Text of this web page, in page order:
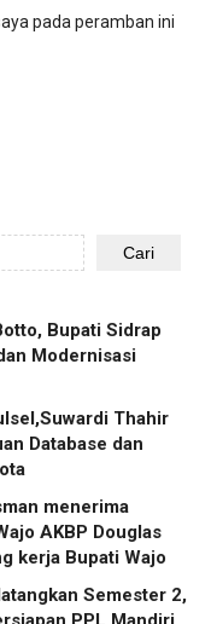
pada peramban ini
Cari
Bupati Sidrap
Modernisasi
Thahir
Database dan
menerima
AKBP Douglas
kerja Bupati Wajo
Semester 2,